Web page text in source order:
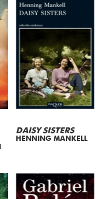
DAISY SISTERS
HENNING MANKELL